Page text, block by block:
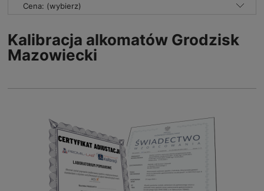
Cena: (wybierz)
Kalibracja alkomatów Grodzisk
Mazowiecki